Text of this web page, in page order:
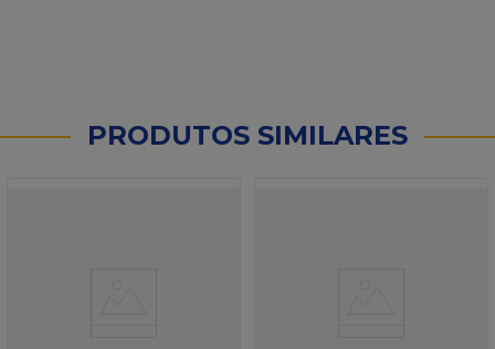
PRODUTOS SIMILARES